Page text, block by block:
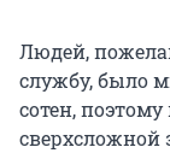
Людей,
службу, было
сотен,
сверхсложной